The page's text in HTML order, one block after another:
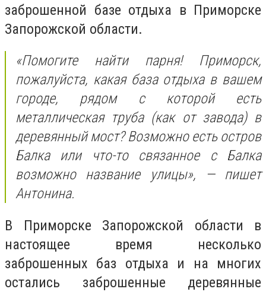
заброшенной базе отдыха в Приморске
Запорожской области.
«Помогите найти парня! Приморск,
пожалуйста, какая база отдыха в вашем
городе, рядом с которой есть
металлическая труба (как от завода) в
деревянный мост? Возможно есть остров
Балка или что-то связанное с Балка
возможно название улицы», — пишет
Антонина.
В Приморске Запорожской области в
настоящее время несколько
заброшенных баз отдыха и на многих
остались заброшенные деревянные